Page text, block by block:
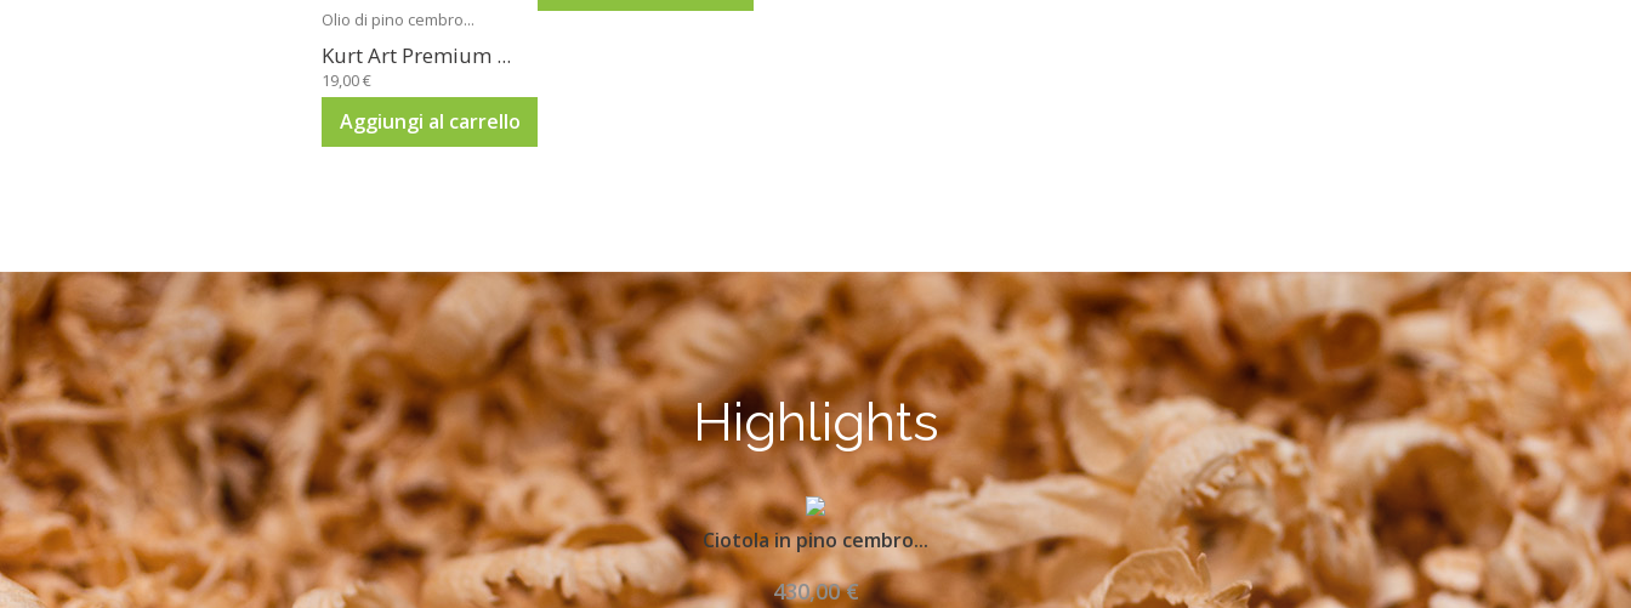
Olio di pino cembro...
Kurt Art Premium ...
19,00 €
Aggiungi al carrello
Highlights
Ciotola in pino cembro...
430,00 €